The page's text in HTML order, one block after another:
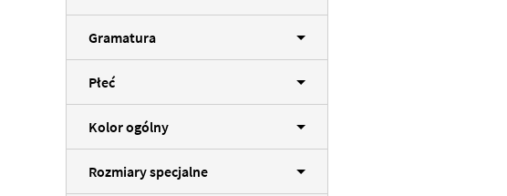
Gramatura
Płeć
Kolor ogólny
Rozmiary specjalne